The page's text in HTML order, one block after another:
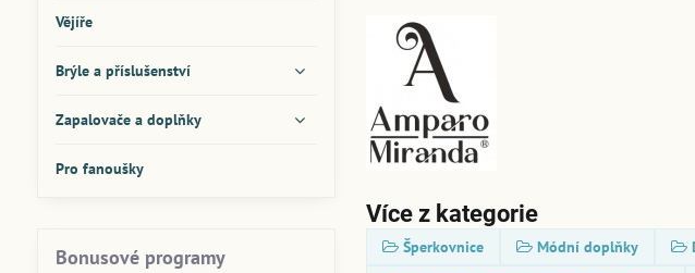
Více z kategorie
Šperkovnice Módní doplňky
Vějíře
Brýle a příslušenství
Zapalovače a doplňky
Pro fanoušky
Bonusové programy